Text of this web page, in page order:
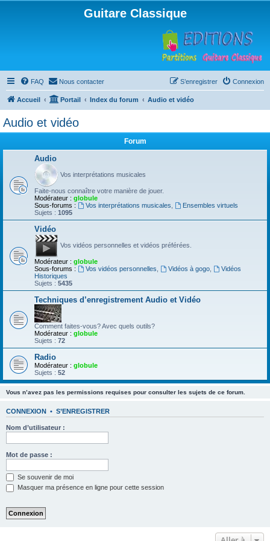
Guitare Classique
FAQ Nous contacter Connexion
S’enregistrer
Accueil Portail Index du forum Audio et vidéo
Audio et vidéo
Forum
Audio
Vos interprétations musicales
Faite-nous connaître votre manière de jouer.
Modérateur : globule
Sous-forums :
Vos interprétations musicales
Ensembles virtuels
Sujets : 1095
Vidéo
Vos vidéos personnelles et vidéos préférées.
Modérateur : globule
Sous-forums :
Vos vidéos personnelles Vidéos à gogo,
Vidéos
Historiques
Sujets : 5435
Techniques d’enregistrement Audio et Vidéo
Comment faites-vous? Avec quels outils?
Modérateur : globule
Sujets : 72
Radio
Modérateur : globule
Sujets : 52
Vous n’avez pas les permissions requises pour consulter les sujets de ce forum.
CONNEXION • S’ENREGISTRER
Nom d’utilisateur :
Mot de passe :
Se souvenir de moi
Masquer ma présence en ligne pour cette session